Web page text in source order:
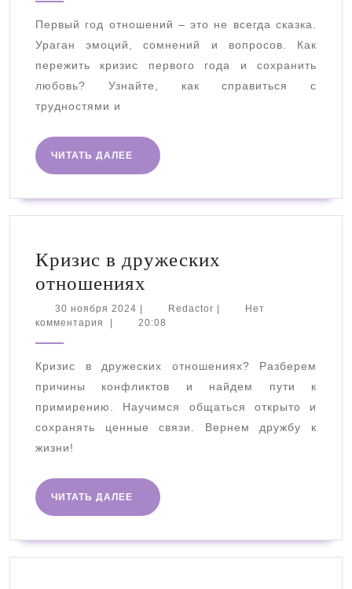
кризис
Первый год отношений – это не всегда сказка.
Ураган эмоций, сомнений и вопросов. Как
пережить кризис первого года и сохранить
любовь? Узнайте, как справиться с
трудностями и
ЧИТАТЬ ДАЛЕЕ
ЧИТАТЬ
ДАЛЕЕ
Кризис в дружеских
отношениях
дружеских
30 ноября 2024 30
ноября
| Redactor Redactor
|
Нет
комментария
| 20:08
Кризис в дружеских отношениях? Разберем
причины конфликтов и найдем пути к
примирению. Научимся общаться открыто и
сохранять ценные связи. Вернем дружбу к
жизни!
ЧИТАТЬ ДАЛЕЕ
ЧИТАТЬ
ДАЛЕЕ